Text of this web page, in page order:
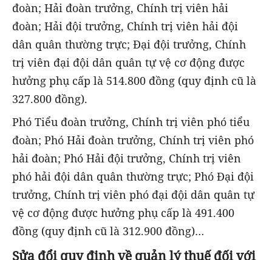
đoàn; Hải đoàn trưởng, Chính trị viên hải
đoàn; Hải đội trưởng, Chính trị viên hải đội
dân quân thường trực; Đại đội trưởng, Chính
trị viên đại đội dân quân tự vệ cơ động được
hưởng phụ cấp là 514.800 đồng (quy định cũ là
327.800 đồng).
Phó Tiểu đoàn trưởng, Chính trị viên phó tiểu
đoàn; Phó Hải đoàn trưởng, Chính trị viên phó
hải đoàn; Phó Hải đội trưởng, Chính trị viên
phó hải đội dân quân thường trực; Phó Đại đội
trưởng, Chính trị viên phó đại đội dân quân tự
vệ cơ động được hưởng phụ cấp là 491.400
đồng (quy định cũ là 312.900 đồng)…
Sửa đổi quy định về quản lý thuế đối với